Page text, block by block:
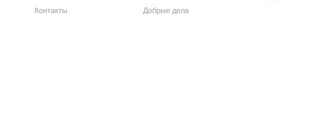
Контакты
Добрые дела